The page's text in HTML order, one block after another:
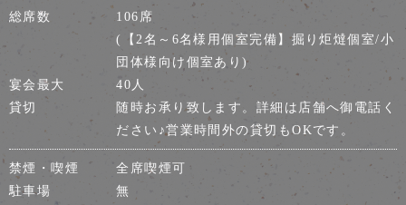
総席数
106席
(【2名～6名様用個室完備】掘り炬燵個室/小
団体様向け個室あり)
宴会最大
40人
貸切
随時お承り致します。詳細は店舗へ御電話く
ださい♪営業時間外の貸切もOKです。
禁煙・喫煙
全席喫煙可
駐車場
無